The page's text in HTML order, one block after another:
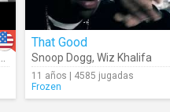
,Fuzzy Jones,YB
That Good
Snoop Dogg, Wiz Khalifa
11 años | 4585 jugadas
Frozen